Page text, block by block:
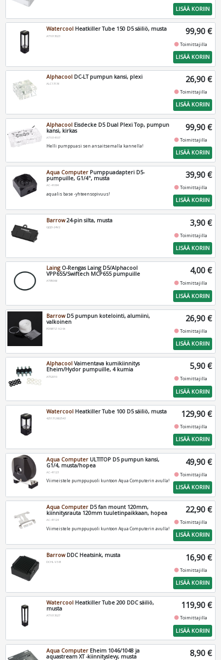
LISÄÄ KORIIN
Watercool Heatkiller Tube 150 D5 säiliö, musta
AT1013023 99,90 €
fiber_manual_recordToimittajilla
LISÄÄ KORIIN
Alphacool DC-LT pumpun kansi, plexi
ALC13136 26,90 €
fiber_manual_recordToimittajilla
LISÄÄ KORIIN
Alphacool Eisdecke D5 Dual Plexi Top, pumpun
kansi, kirkas
AT1014107
Helli pumppuasi sen ansaitsemalla kannella!
99,90 €
fiber_manual_recordToimittajilla
LISÄÄ KORIIN
Aqua Computer Pumppuadapteri D5-
pumpuille, G1/4", musta
AC-41094
aqualis base -yhteensopivuus!
39,90 €
fiber_manual_recordToimittajilla
LISÄÄ KORIIN
Barrow24-pin silta, musta
GJQD-24V2 3,90 €
fiber_manual_recordToimittajilla
LISÄÄ KORIIN
LaingO-Rengas Laing D5/Alphacool
VPP655/Swiftech MCP655 pumpuille
AT95068
4,00 €
fiber_manual_recordToimittajilla
LISÄÄ KORIIN
BarrowD5 pumpun kotelointi, alumiini,
valkoinen
PD5BTZ-V2-W
26,90 €
fiber_manual_recordToimittajilla
LISÄÄ KORIIN
Alphacool Vaimentava kumikiinnitys
Eheim/Hydor pumpuille, 4 kumia
AT52010
5,90 €
fiber_manual_recordToimittajilla
LISÄÄ KORIIN
Watercool Heatkiller Tube 100 D5 säiliö, musta
4251312602543 129,90 €
fiber_manual_recordToimittajilla
LISÄÄ KORIIN
Aqua Computer ULTITOP D5 pumpun kansi,
G1/4, musta/hopea
AC-41123
Viimeistele pumppupuoli kuntoon Aqua Computerin avulla!
49,90 €
fiber_manual_recordToimittajilla
LISÄÄ KORIIN
Aqua Computer D5 fan mount 120mm,
kiinnitysrauta 120mm tuuletinpaikkaan, hopea
AC-41124
Viimeistele pumppupuoli kuntoon Aqua Computerin avulla!
22,90 €
fiber_manual_recordToimittajilla
LISÄÄ KORIIN
BarrowDDC Heatsink, musta
DCHL-V3-B 16,90 €
fiber_manual_recordToimittajilla
LISÄÄ KORIIN
Watercool Heatkiller Tube 200 DDC säiliö,
musta
AT1013027
119,90 €
fiber_manual_recordToimittajilla
LISÄÄ KORIIN
Aqua Computer Eheim 1046/1048 ja
aquastream XT -kiinnityslevy, musta
8,90 €